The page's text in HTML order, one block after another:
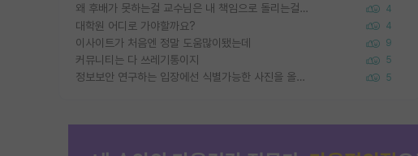
왜 후배가 못하는걸 교수님은 내 책임으로 돌리는걸까요? 4
대학원 어디로 가야할까요? 4
이사이트가 처음엔 정말 도움많이됐는데 9
커뮤니티는 다 쓰레기통이지 5
정보보안 연구하는 입장에선 식별가능한 사진을 올리는건 비추이긴함 5